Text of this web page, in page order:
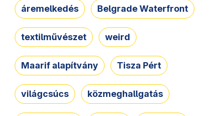
áremelkedés Belgrade Waterfront
textilművészet weird
Maarif alapítvány Tisza Pért
világcsúcs közmeghallgatás